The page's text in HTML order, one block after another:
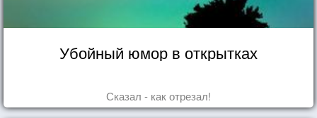
Убойный юмор в открытках
Сказал - как отрезал!